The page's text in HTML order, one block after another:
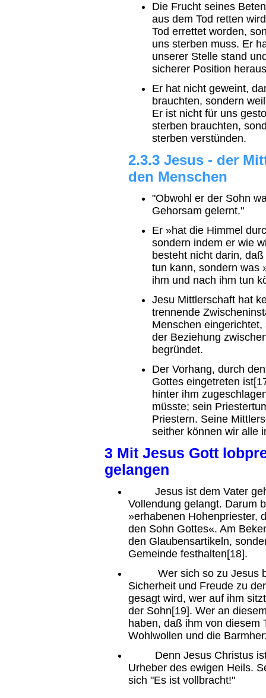
Die Frucht seines
aus dem Tod retten
Tod errettet worden,
uns sterben muss. Er
unserer Stelle stand
sicherer Position
Er hat nicht geweint,
brauchten, sondern
Er ist nicht für uns
sterben brauchten,
sterben verstünden.
2.3.3 Jesus - der
den Menschen
"Obwohl er der Sohn
Gehorsam gelernt."
Er »hat die Himmel
sondern indem er wie
besteht nicht darin,
tun kann, sondern was
ihm und nach ihm tun
Jesu Mittlerschaft hat
trennende
Menschen
der Beziehung
begründet.
Der Vorhang, durch
Gottes eingetreten
hinter ihm
müsste; sein
Priestern. Seine
seither können wir alle
3 Mit Jesus Gott
gelangen
Jesus ist dem Vater
Vollendung gelangt. Darum
»erhabenen Hohenpriester,
den Sohn Gottes«. Am
den Glaubensartikeln,
Gemeinde festhalten[18].
Wer sich so zu Jesus
Sicherheit und Freude zu
gesagt wird, wer auf ihm
der Sohn[19]. Wer an
haben, daß ihm von diesem
Wohlwollen und die
Denn Jesus Christus ist
Urheber des ewigen Heils.
sich "Es ist vollbracht!"